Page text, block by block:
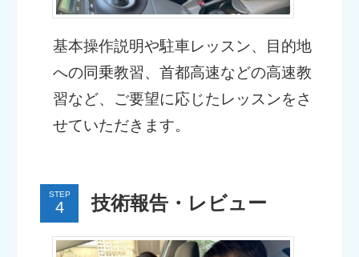
基本操作説明や駐車レッスン、目的地
への同乗教習、首都高速などの高速教
習など、ご要望に応じたレッスンをさ
せていただきます。
STEP 技術報告・レビュー